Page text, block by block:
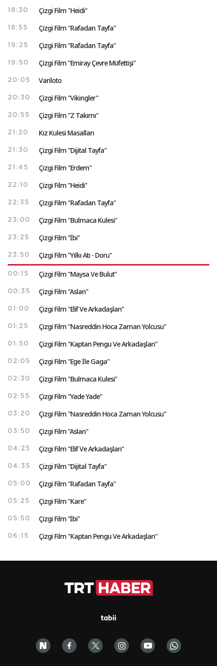
18:30 Çizgi Film "Heidi"
18:55 Çizgi Film "Rafadan Tayfa"
19:25 Çizgi Film "Rafadan Tayfa"
19:50 Çizgi Film "Emiray Çevre Müfettişi"
20:05 Variloto
20:30 Çizgi Film "Vikingler"
20:55 Çizgi Film "Z Takımı"
21:20 Kız Kulesi Masalları
21:30 Çizgi Film "Dijital Tayfa"
21:45 Çizgi Film "Erdem"
22:10 Çizgi Film "Heidi"
22:35 Çizgi Film "Rafadan Tayfa"
23:00 Çizgi Film "Bulmaca Kulesi"
23:25 Çizgi Film ''İbi''
23:50 Çizgi Film "Yılkı Atı - Doru"
00:15 Çizgi Film "Maysa Ve Bulut"
00:35 Çizgi Film "Aslan"
01:00 Çizgi Film "Elif Ve Arkadaşları"
01:25 Çizgi Film "Nasreddin Hoca Zaman Yolcusu"
01:50 Çizgi Film "Kaptan Pengu Ve Arkadaşları"
02:05 Çizgi Film "Ege İle Gaga"
02:30 Çizgi Film "Bulmaca Kulesi"
02:55 Çizgi Film "Yade Yade"
03:20 Çizgi Film "Nasreddin Hoca Zaman Yolcusu"
03:50 Çizgi Film "Aslan"
04:25 Çizgi Film "Elif Ve Arkadaşları"
04:35 Çizgi Film "Dijital Tayfa"
05:00 Çizgi Film "Rafadan Tayfa"
05:25 Çizgi Film "Kare"
05:50 Çizgi Film ''İbi''
06:15 Çizgi Film "Kaptan Pengu Ve Arkadaşları"
tabii